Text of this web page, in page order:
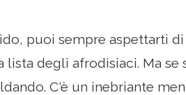
puoi sempre aspettarti
degli afrodisiaci. Ma se
C'è un inebriante